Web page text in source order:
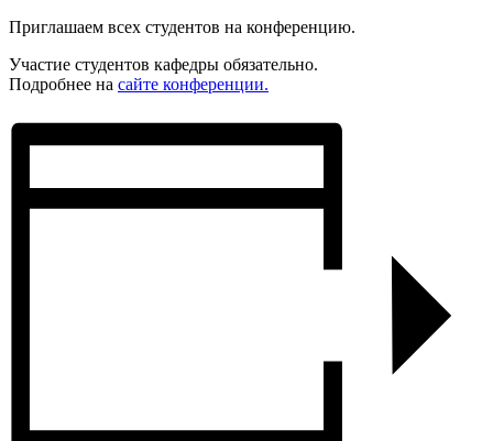
Приглашаем всех студентов на конференцию.
Участие студентов кафедры обязательно.
Подробнее на сайте конференции.